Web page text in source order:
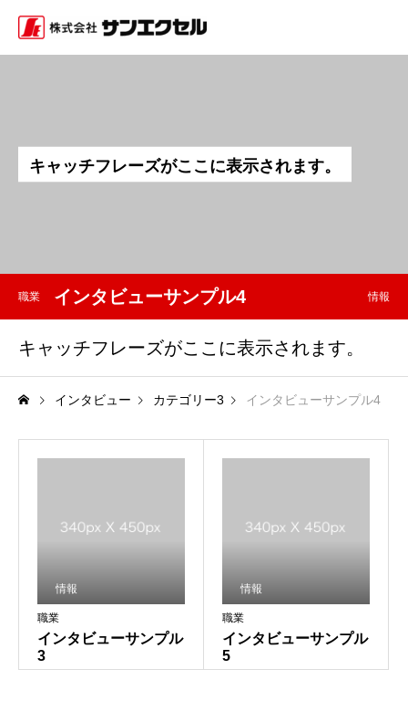
キャ ッチフレーズがこ こ に表示されます。
職業 インタビューサンプル4 情報
キャッチフレーズがここに表示されます。
インタビュー カテゴリー3 インタビューサンプル4
職業
インタビューサンプル
3
情報
職業
インタビューサンプル
5
情報